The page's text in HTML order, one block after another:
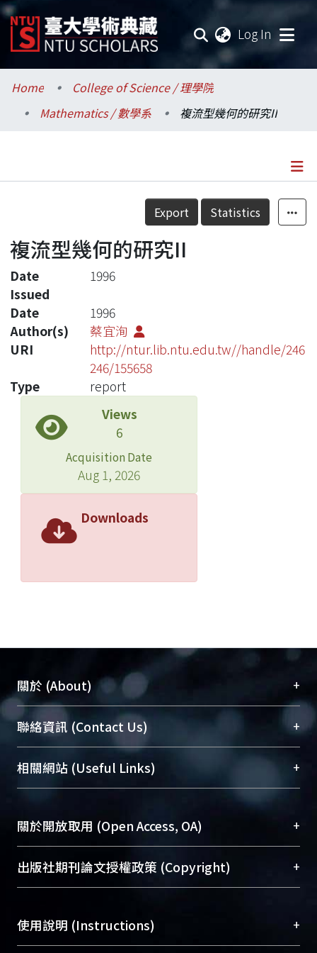
Log In
Communities & Collections
Research Outputs
Statistics
Home
College of Science / 理學院
Mathematics / 數學系
複流型幾何的研究II
Details
Export Statistics
複流型幾何的研究II
Date
Issued
1996
Date
1996
Author(s)
蔡宜洵
URI
http://ntur.lib.ntu.edu.tw//handle/246
246/155658
Type
report
Views
6
Acquisition Date
Aug 1, 2026
Downloads
關於 (About) +
臺大位居世界頂尖大學之列，為永久珍藏及向國際
展現本校豐碩的研究成果及學術能量，圖書館整合
機構典藏（NTUR）與學術庫（AH）不同功能平
台，成為臺大學術典藏NTU scholars。期能整合研
究能量、促進交流合作、保存學術產出、推廣研究
成果。
To permanently archive and promote researcher
profiles and scholarly works, Library integrates the
services of “NTU Repository” with “Academic
聯絡資訊 (Contact Us) +
總館學科館員(Main Library)
醫學圖書館學科館員(Medical Library)
(Social
Sciences Library)
相關網站 (Useful Links) +
關於開放取用 (Open Access, OA) +
開放取用是從使用者角度提升資訊取用性的社會運
動，應用在學術研究上是透過將研究著作公開供使
用逐年攀升。同時可加速研究發展、提升研究影響
出版社期刊論文授權政策 (Copyright) +
含部分內容的版權非匯入者所有，或由第三方贊
助與合作完成，請確認該版權所有者及第三方同
使用說明 (Instructions) +